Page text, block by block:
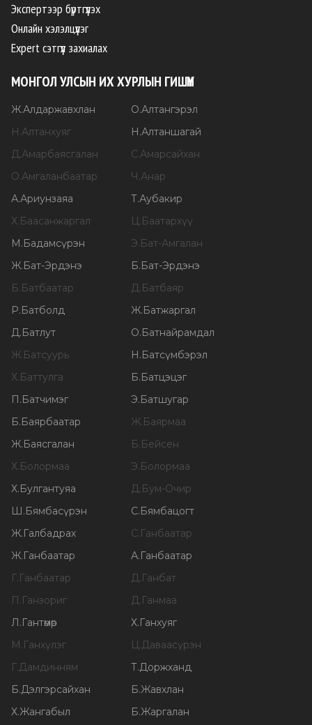
Экспертээр бүртгүүлэх
Онлайн хэлэлцүүлэг
Expert сэтгүүл захиалах
МОНГОЛ УЛСЫН ИХ ХУРЛЫН ГИШҮҮН
Ж.Алдаржавхлан О.Алтангэрэл
Н.Алтанхуяг Н.Алтаншагай
Д.Амарбаясгалан С.Амарсайхан
О.Амгаланбаатар Ч.Анар
А.Ариунзаяа Т.Аубакир
Х.Баасанжаргал Ц.Баатархүү
М.Бадамсүрэн Э.Бат-Амгалан
Ж.Бат-Эрдэнэ Б.Бат-Эрдэнэ
Б.Батбаатар Д.Батбаяр
Р.Батболд Ж.Батжаргал
Д.Батлут О.Батнайрамдал
Ж.Батсуурь Н.Батсүмбэрэл
Х.Баттулга Б.Батцэцэг
П.Батчимэг Э.Батшугар
Б.Баярбаатар Ж.Баярмаа
Ж.Баясгалан Б.Бейсен
Х.Болормаа Э.Болормаа
Х.Булгантуяа Д.Бум-Очир
Ш.Бямбасүрэн С.Бямбацогт
Ж.Галбадрах С.Ганбаатар
Ж.Ганбаатар А.Ганбаатар
Г.Ганбаатар Д.Ганбат
П.Ганзориг Д.Ганмаа
Л.Гантөмөр Х.Ганхуяг
М.Ганхүлэг Ц.Даваасүрэн
Г.Дамдинням Т.Доржханд
Б.Дэлгэрсайхан Б.Жавхлан
Х.Жангабыл Б.Жаргалан